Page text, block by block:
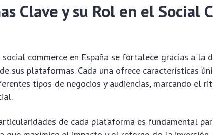
Clave y su Rol en el Social
commerce en España se fortalece gracias a la
sus plataformas. Cada una ofrece características
tipos de negocios y audiencias, marcando el
de cada plataforma es fundamental